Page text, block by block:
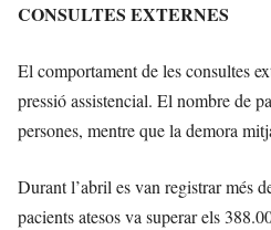
CONSULTES EXTERNES
El comportament de les consultes
pressió assistencial. El nombre de
persones, mentre que la demora
Durant l’abril es van registrar més
pacients atesos va superar els